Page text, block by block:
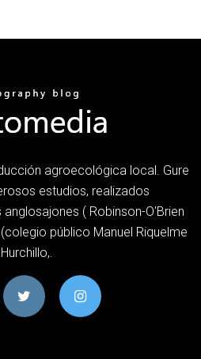
agroecológica local. Gure
estudios, realizados
( Robinson-O'Brien
público Manuel Riquelme